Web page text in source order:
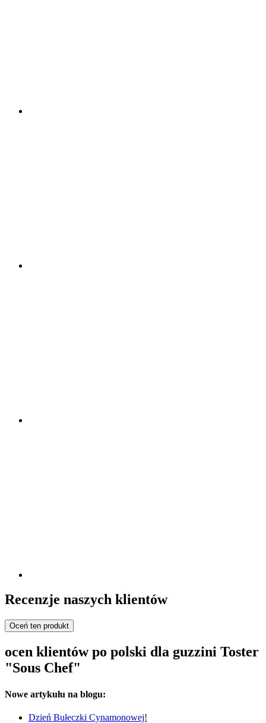
Recenzje naszych klientów
Oceń ten produkt
ocen klientów po polski dla guzzini Toster
"Sous Chef"
Nowe artykułu na blogu:
Dzień Bułeczki Cynamonowej!